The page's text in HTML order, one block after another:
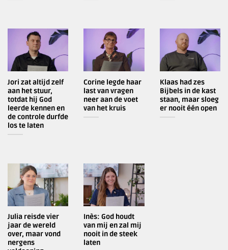
Jori zat altijd zelf
aan het stuur,
totdat hij God
leerde kennen en
de controle durfde
los te laten
Corine legde haar
last van vragen
neer aan de voet
van het kruis
Klaas had zes
Bijbels in de kast
staan, maar sloeg
er nooit één open
Julia reisde vier
jaar de wereld
over, maar vond
nergens
Inès: God houdt
van mij en zal mij
nooit in de steek
laten